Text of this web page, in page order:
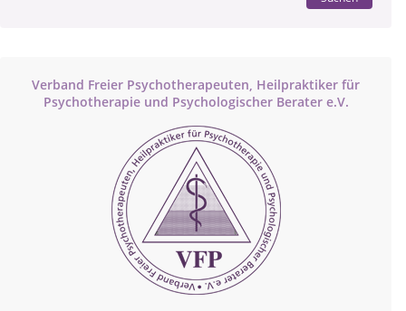
Verband Freier Psychotherapeuten, Heilpraktiker für
Psychotherapie und Psychologischer Berater e.V.